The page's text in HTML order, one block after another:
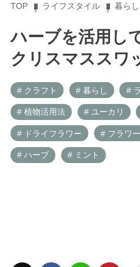
TOP ライフスタイル 暮らし
ハーブを活用し
クリスマススワ
# クラフト # 暮らし #
# 植物活用法 # ユーカリ
# ドライフラワー # フラワ
# ハーブ # ミント